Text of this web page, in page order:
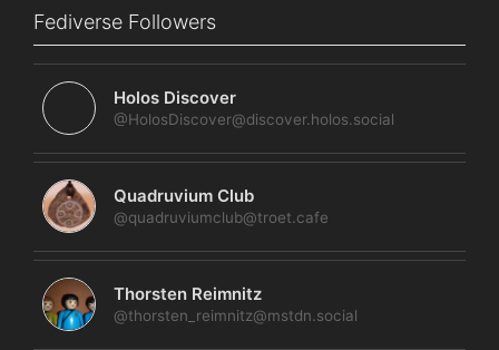
Fediverse Followers
Holos Discover
@HolosDiscover@discover.holos.social
Quadruvium Club
@quadruviumclub@troet.cafe
Thorsten Reimnitz
@thorsten_reimnitz@mstdn.social